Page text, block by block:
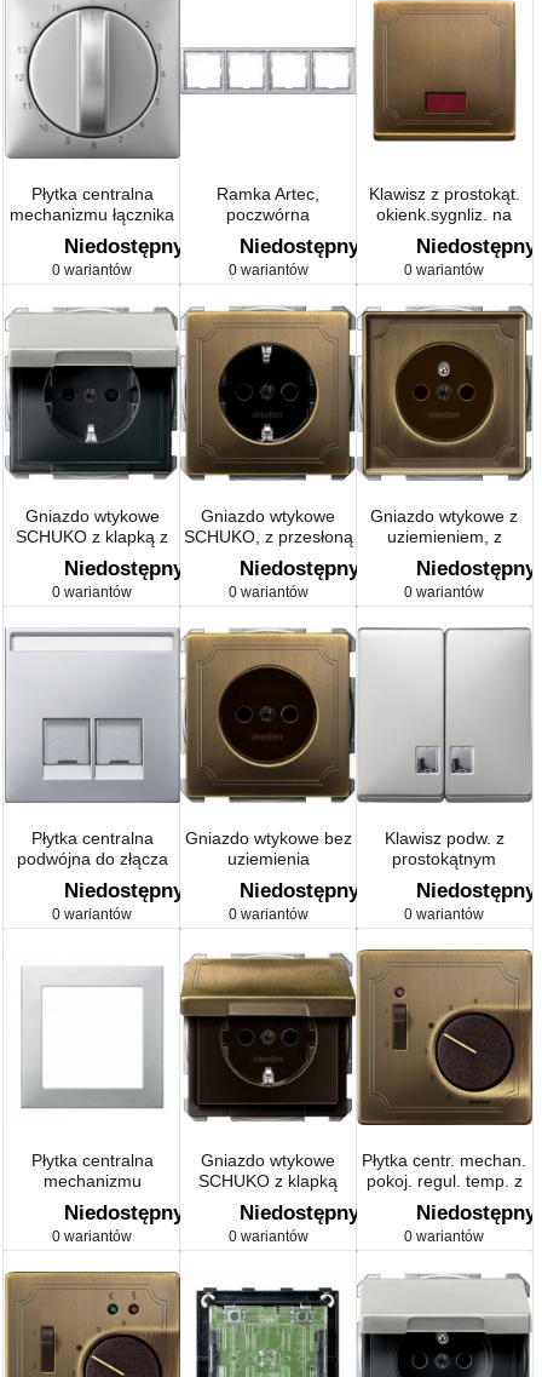
Płytka centralna
mechanizmu łącznika
czasowego
Artec/Antique
Niedostępny
0 wariantów
Ramka Artec,
poczwórna
Niedostępny
0 wariantów
Klawisz z prostokąt.
okienk.sygnliz. na
symbole, IP44
Artec/Antique
Niedostępny
0 wariantów
Gniazdo wtykowe
SCHUKO z klapką z
przesłoną
Artec/Antique
Niedostępny
0 wariantów
Gniazdo wtykowe
SCHUKO, z przesłoną
Artec/Antique
Niedostępny
0 wariantów
Gniazdo wtykowe z
uziemieniem, z
przesłoną
Artec/Antique
Niedostępny
0 wariantów
Płytka centralna
podwójna do złącza
RJ45 Schneider
Electric, alu,
Artec/Antique
Niedostępny
0 wariantów
Gniazdo wtykowe bez
uziemienia
Artec/Antique
Niedostępny
0 wariantów
Klawisz podw. z
prostokątnym
okienkiem
sygnalizacyjnym
Artec/Antique
Niedostępny
0 wariantów
Płytka centralna
mechanizmu
oświetlenia
awaryjnego
Artec/Antique
Niedostępny
0 wariantów
Gniazdo wtykowe
SCHUKO z klapką
Artec/Antique
Niedostępny
0 wariantów
Płytka centr. mechan.
pokoj. regul. temp. z
łącznikiem
Artec/Antique
Niedostępny
0 wariantów